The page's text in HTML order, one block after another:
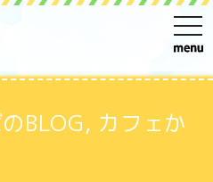
t
o
g
l
BLOG, カフェか